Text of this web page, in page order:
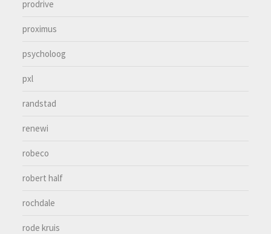
prodrive
proximus
psycholoog
pxl
randstad
renewi
robeco
robert half
rochdale
rode kruis